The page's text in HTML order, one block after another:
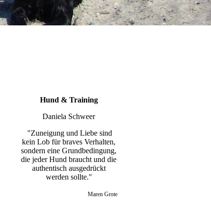
Hund & Training
Daniela Schweer
"Zuneigung und Liebe sind
kein Lob für braves Verhalten,
sondern eine Grundbedingung,
die jeder Hund braucht und die
authentisch ausgedrückt
werden sollte."
Maren Grote